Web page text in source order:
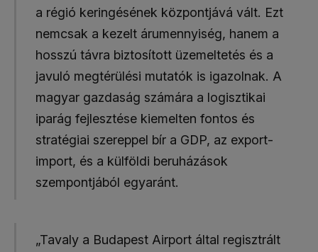
a régió keringésének központjává vált. Ezt
nemcsak a kezelt árumennyiség, hanem a
hosszú távra biztosított üzemeltetés és a
javuló megtérülési mutatók is igazolnak. A
magyar gazdaság számára a logisztikai
iparág fejlesztése kiemelten fontos és
stratégiai szereppel bír a GDP, az export-
import, és a külföldi beruházások
szempontjából egyaránt.
„Tavaly a Budapest Airport által regisztrált